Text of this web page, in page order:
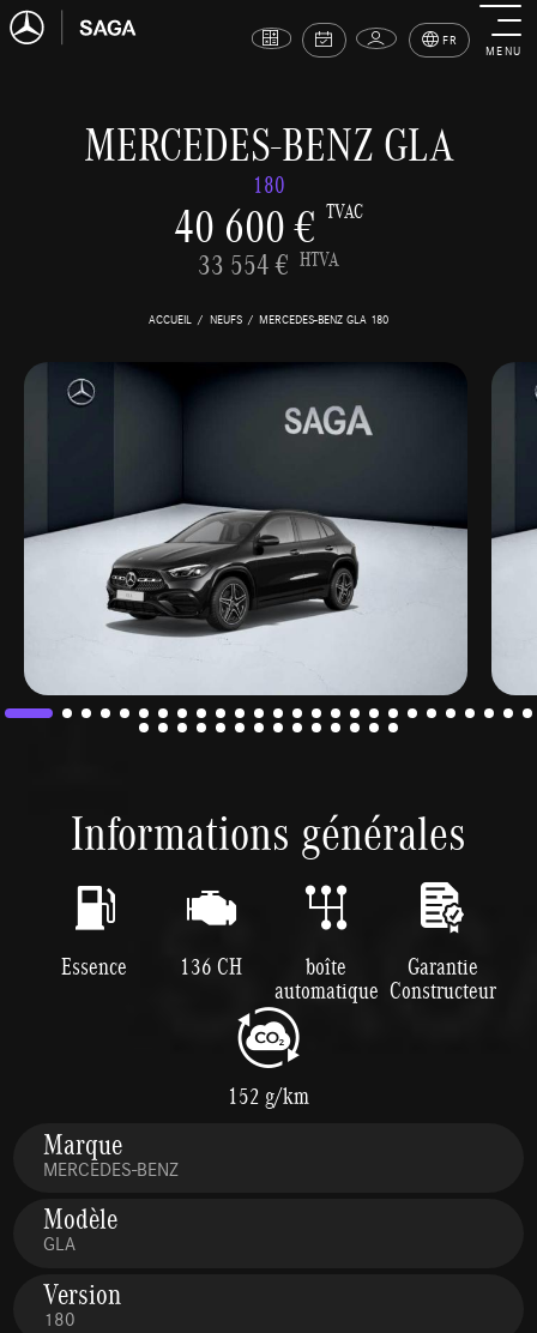
FR
MENU
MERCEDES-BENZ GLA
180
40 600 € TVAC
33 554 € HTVA
ACCUEIL NEUFS MERCEDES-BENZ GLA 180
Informations générales
Essence 136 CH boîte
automatique
Garantie
Constructeur
152 g/km
Marque
MERCEDES-BENZ
Modèle
GLA
Version
180